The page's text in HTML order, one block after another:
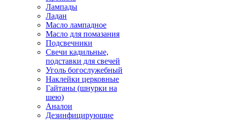
Лампады
Ладан
Масло лампадное
Масло для помазания
Подсвечники
Свечи кадильные,
подставки для свечей
Уголь богослужебный
Наклейки церковные
Гайтаны (шнурки на
шею)
Аналои
Дезинфицирующие